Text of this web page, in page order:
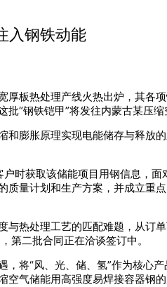
入钢铁动能
厚板热处理产线火热出炉，其各
“钢铁铠甲”将发往内蒙古某压
和膨胀原理实现电能储存与释放
时获取该储能项目用钢信息，
质量计划和生产方案，并成立
与热处理工艺的匹配难题，从订
第二批合同正在洽谈签订中。
将“风、光、储、氢”作为核心
气储能用高强度易焊接容器钢